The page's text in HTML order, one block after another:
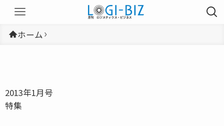
ホーム
2013年1月号
特集